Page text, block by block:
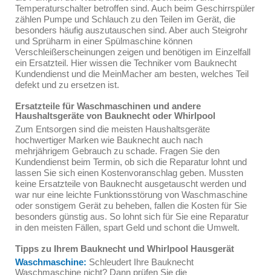
Temperaturschalter betroffen sind. Auch beim Geschirrspüler
zählen Pumpe und Schlauch zu den Teilen im Gerät, die
besonders häufig auszutauschen sind. Aber auch Steigrohr
und Sprüharm in einer Spülmaschine können
Verschleißerscheinungen zeigen und benötigen im Einzelfall
ein Ersatzteil. Hier wissen die Techniker vom Bauknecht
Kundendienst und die MeinMacher am besten, welches Teil
defekt und zu ersetzen ist.
Ersatzteile für Waschmaschinen und andere
Haushaltsgeräte von Bauknecht oder Whirlpool
Zum Entsorgen sind die meisten Haushaltsgeräte
hochwertiger Marken wie Bauknecht auch nach
mehrjährigem Gebrauch zu schade. Fragen Sie den
Kundendienst beim Termin, ob sich die Reparatur lohnt und
lassen Sie sich einen Kostenvoranschlag geben. Mussten
keine Ersatzteile von Bauknecht ausgetauscht werden und
war nur eine leichte Funktionsstörung von Waschmaschine
oder sonstigem Gerät zu beheben, fallen die Kosten für Sie
besonders günstig aus. So lohnt sich für Sie eine Reparatur
in den meisten Fällen, spart Geld und schont die Umwelt.
Tipps zu Ihrem Bauknecht und Whirlpool Hausgerät
Waschmaschine: Schleudert Ihre Bauknecht
Waschmaschine nicht? Dann prüfen Sie die